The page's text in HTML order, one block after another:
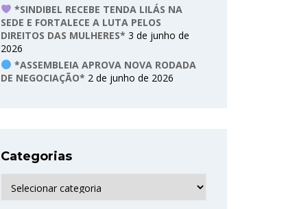
*SINDIBEL RECEBE TENDA LILÁS NA
SEDE E FORTALECE A LUTA PELOS
DIREITOS DAS MULHERES* 3 de junho de
2026
*ASSEMBLEIA APROVA NOVA RODADA
DE NEGOCIAÇÃO* 2 de junho de 2026
Categorias
Categorias